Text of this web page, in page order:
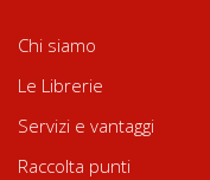
Chi siamo
Le Librerie
Servizi e vantaggi
Raccolta punti